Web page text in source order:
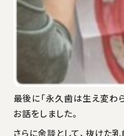
最後に「永久歯は生え変わ
お話をしました。
さらに余談として、抜けた